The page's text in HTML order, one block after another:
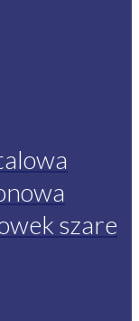
szare